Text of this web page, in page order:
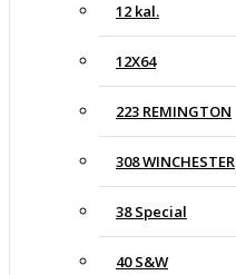
12 kal.
12X64
223 REMINGTON
308 WINCHESTER
38 Special
40 S&W